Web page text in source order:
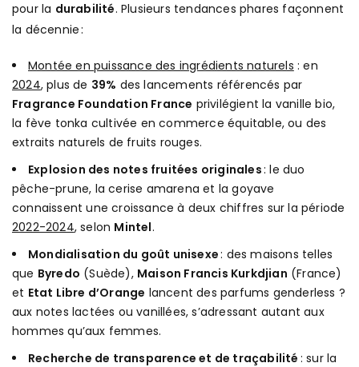
pour la durabilité. Plusieurs tendances phares façonnent
la décennie :
Montée en puissance des ingrédients naturels : en
2024, plus de 39% des lancements référencés par
Fragrance Foundation France privilégient la vanille bio,
la fève tonka cultivée en commerce équitable, ou des
extraits naturels de fruits rouges.
Explosion des notes fruitées originales: le duo
pêche-prune, la cerise amarena et la goyave
connaissent une croissance à deux chiffres sur la période
2022-2024, selon Mintel.
Mondialisation du goût unisexe: des maisons telles
que Byredo (Suède), Maison Francis Kurkdjian (France)
et Etat Libre d’Orange lancent des parfums genderless ?
aux notes lactées ou vanillées, s’adressant autant aux
hommes qu’aux femmes.
Recherche de transparence et de traçabilité : sur la